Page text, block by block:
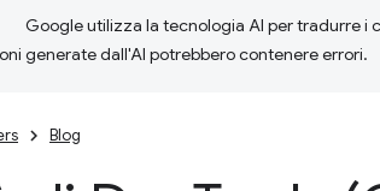
Google utilizza la tecnologia AI per tradurre i
generate dall'AI potrebbero contenere errori.
Blog